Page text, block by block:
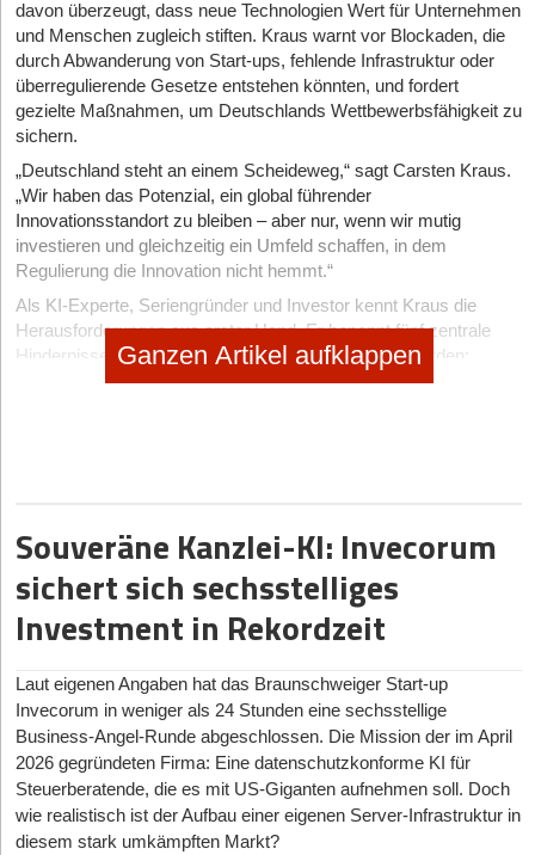
davon überzeugt, dass neue Technologien Wert für Unternehmen
und Menschen zugleich stiften. Kraus warnt vor Blockaden, die
durch Abwanderung von Start-ups, fehlende Infrastruktur oder
überregulierende Gesetze entstehen könnten, und fordert
gezielte Maßnahmen, um Deutschlands Wettbewerbsfähigkeit zu
sichern.
„Deutschland steht an einem Scheideweg,“ sagt Carsten Kraus.
„Wir haben das Potenzial, ein global führender
Innovationsstandort zu bleiben – aber nur, wenn wir mutig
investieren und gleichzeitig ein Umfeld schaffen, in dem
Regulierung die Innovation nicht hemmt.“
Als KI-Experte, Seriengründer und Investor kennt Kraus die
Herausforderungen aus erster Hand. Er benennt fünf zentrale
Hindernisse, die Deutschlands Innovationskraft gefährden:
„Modelle aus den USA oder China tragen deren
kulturelle Eigenständigkeit zu gewährleisten.“ Er setzt sich dafür
ein, Anreize für Start-ups zu schaffen, die an solchen
Technologien arbeiten, um die Abwanderung ins Ausland zu
2. Investitionen in Infrastruktur und Start-ups
Kraus kritisiert, dass Deutschlands technologische Basis
hinterherhinkt: „Der erste europäische KI-Supercomputer steht in
Finnland, nicht im wirtschaftsstärksten Land Europas. Um
Deutschland als attraktiven KI-Standort zu positionieren, braucht
Ganzen Artikel aufklappen
Souveräne Kanzlei-KI: Invecorum
sichert sich sechsstelliges
Investment in Rekordzeit
Laut eigenen Angaben hat das Braunschweiger Start-up
Invecorum in weniger als 24 Stunden eine sechsstellige
Business-Angel-Runde abgeschlossen. Die Mission der im April
2026 gegründeten Firma: Eine datenschutzkonforme KI für
Steuerberatende, die es mit US-Giganten aufnehmen soll. Doch
wie realistisch ist der Aufbau einer eigenen Server-Infrastruktur in
diesem stark umkämpften Markt?